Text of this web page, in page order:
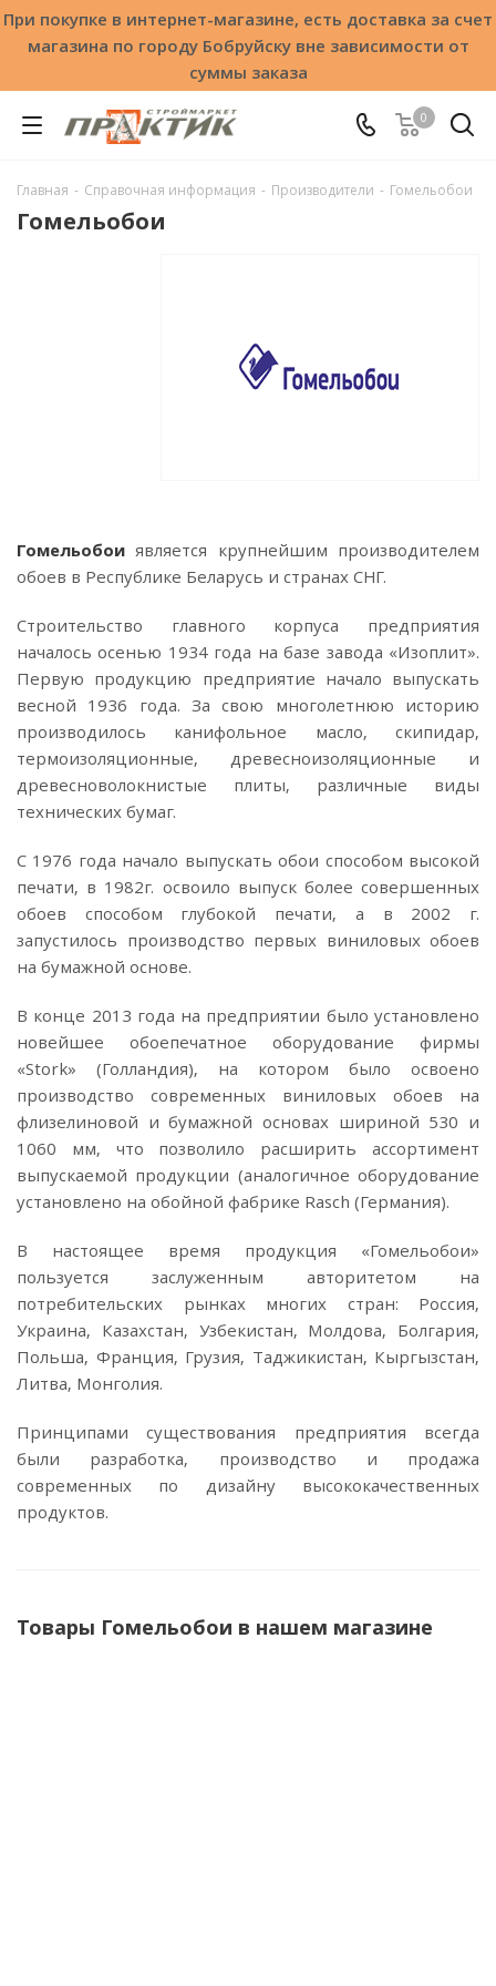
При покупке в интернет-магазине, есть доставка за счет
магазина по городу Бобруйску вне зависимости от
суммы заказа
0
Главная - Справочная информация - Производители - Гомельобои
Гомельобои
Гомельобои является крупнейшим производителем
обоев в Республике Беларусь и странах СНГ.
Строительство главного корпуса предприятия
началось осенью 1934 года на базе завода «Изоплит».
Первую продукцию предприятие начало выпускать
весной 1936 года. За свою многолетнюю историю
производилось канифольное масло, скипидар,
термоизоляционные, древесноизоляционные и
древесноволокнистые плиты, различные виды
технических бумаг.
С 1976 года начало выпускать обои способом высокой
печати, в 1982г. освоило выпуск более совершенных
обоев способом глубокой печати, а в 2002 г.
запустилось производство первых виниловых обоев
на бумажной основе.
В конце 2013 года на предприятии было установлено
новейшее обоепечатное оборудование фирмы
«Stork» (Голландия), на котором было освоено
производство современных виниловых обоев на
флизелиновой и бумажной основах шириной 530 и
1060 мм, что позволило расширить ассортимент
выпускаемой продукции (аналогичное оборудование
установлено на обойной фабрике Rasch (Германия).
В настоящее время продукция «Гомельобои»
пользуется заслуженным авторитетом на
потребительских рынках многих стран: Россия,
Украина, Казахстан, Узбекистан, Молдова, Болгария,
Польша, Франция, Грузия, Таджикистан, Кыргызстан,
Литва, Монголия.
Принципами существования предприятия всегда
были разработка, производство и продажа
современных по дизайну высококачественных
продуктов.
Товары Гомельобои в нашем магазине